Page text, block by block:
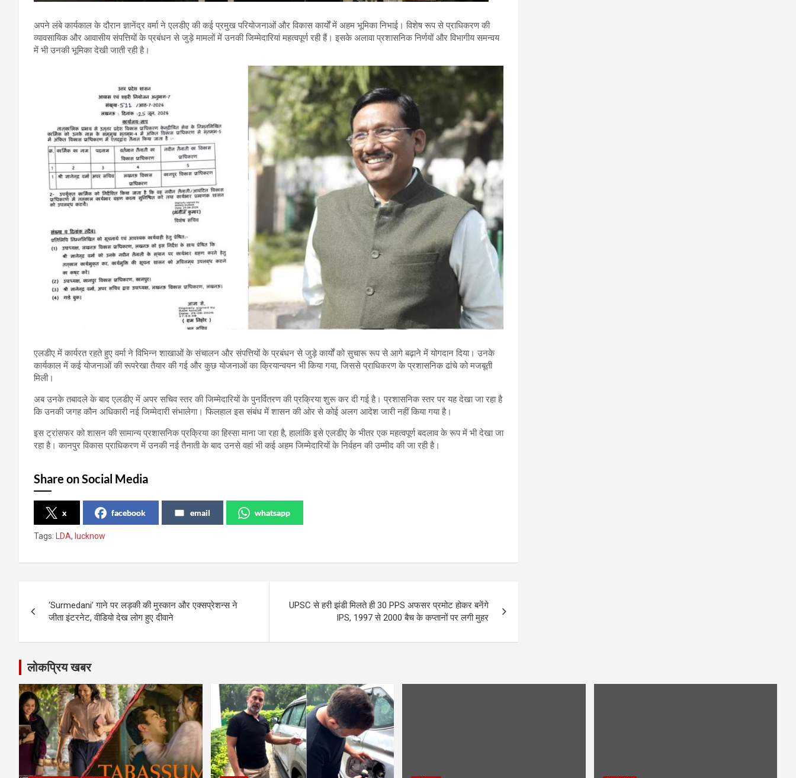
अपने लंबे कार्यकाल के दौरान ज्ञानेंद्र वर्मा ने एलडीए की कई प्रमुख परियोजनाओं और विकास कार्यों में अहम भूमिका निभाई। विशेष रूप से प्राधिकरण की
व्यावसायिक और आवासीय संपत्तियों के प्रबंधन से जुड़े मामलों में उनकी जिम्मेदारियां महत्वपूर्ण रही हैं। इसके अलावा प्रशासनिक निर्णयों और विभागीय समन्वय
में भी उनकी भूमिका देखी जाती रही है।
एलडीए में कार्यरत रहते हुए वर्मा ने विभिन्न शाखाओं के संचालन और संपत्तियों के प्रबंधन से जुड़े कार्यों को सुचारू रूप से आगे बढ़ाने में योगदान दिया। उनके
कार्यकाल में कई योजनाओं की रूपरेखा तैयार की गई और कुछ योजनाओं का क्रियान्वयन भी किया गया, जिससे प्राधिकरण के प्रशासनिक ढांचे को मजबूती
मिली।
अब उनके तबादले के बाद एलडीए में अपर सचिव स्तर की जिम्मेदारियों के पुनर्वितरण की प्रक्रिया शुरू कर दी गई है। प्रशासनिक स्तर पर यह देखा जा रहा है
कि उनकी जगह कौन अधिकारी नई जिम्मेदारी संभालेगा। फिलहाल इस संबंध में शासन की ओर से कोई अलग आदेश जारी नहीं किया गया है।
इस ट्रांसफर को शासन की सामान्य प्रशासनिक प्रक्रिया का हिस्सा माना जा रहा है, हालांकि इसे एलडीए के भीतर एक महत्वपूर्ण बदलाव के रूप में भी देखा जा
रहा है। कानपुर विकास प्राधिकरण में उनकी नई तैनाती के बाद उनसे वहां भी कई अहम जिम्मेदारियों के निर्वहन की उम्मीद की जा रही है।
Share on Social Media
x facebook email whatsapp
Tags: LDA, lucknow
navigation
‘Surmedani’ गाने पर लड़की की मुस्कान और एक्सप्रेशन्स ने
जीता इंटरनेट, वीडियो देख लोग हुए दीवाने
UPSC से हरी झंडी मिलते ही 30 PPS अफसर प्रमोट होकर बनेंगे
IPS, 1997 से 2000 बैच के कप्तानों पर लगी मुहर
लोकप्रिय खबर